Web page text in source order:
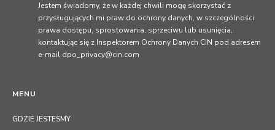
MENU
GDZIE JESTESMY
Jestem świadomy, że w każdej chwili mogę skorzystać z
przysługujących mi praw do ochrony danych, w szczególności
prawa dostępu, sprostowania, sprzeciwu lub usunięcia,
kontaktując się z Inspektorem Ochrony Danych CIN pod adresem
e-mail dpo_privacy@cin.com